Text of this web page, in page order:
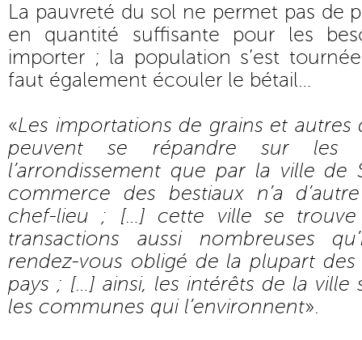
La pauvreté du sol ne permet pas de
en quantité suffisante pour les
importer ; la population s’est
faut également écouler le bétail…
«Les importations de grains et autres
peuvent se répandre sur les
l’arrondissement que par la ville de
commerce des bestiaux n’a
chef-lieu ; […] cette ville se
transactions aussi nombreuses
rendez-vous obligé de la plupart
pays ; […] ainsi, les intérêts de la
les communes qui l’environnent».